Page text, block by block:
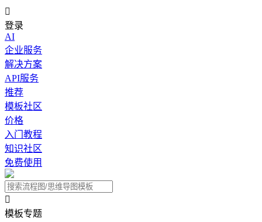

登录
AI
企业服务
解决方案
API服务
推荐
模板社区
价格
入门教程
知识社区
免费使用

模板专题